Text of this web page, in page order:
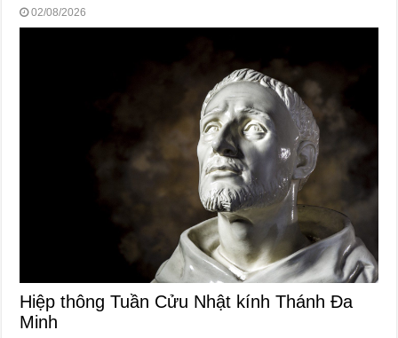
02/08/2026
Hiệp thông Tuần Cửu Nhật kính Thánh Đa
Minh